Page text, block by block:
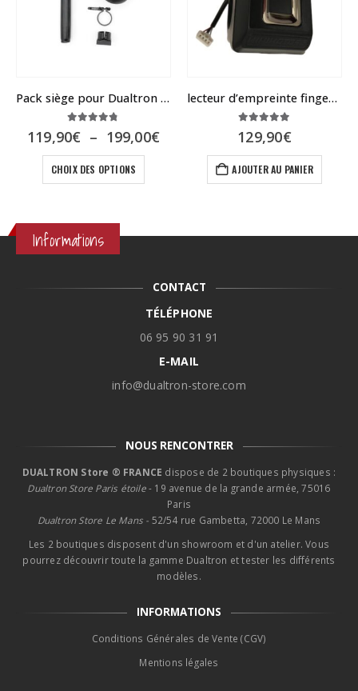
Pack siège pour Dualtron ou speedway 4 & 5
119,90€ – 199,00€Plage
119,90€
CHOIX DES OPTIONS
Ce produit a plusieurs variations. Les options peuvent être choisies sur la page du produit
lecteur d’empreinte fingerprint pour Dualtron et Speedway
129,90€
AJOUTER AU PANIER
Informations
CONTACT
TÉLÉPHONE
06 95 90 31 91
E-MAIL
info@dualtron-store.com
NOUS RENCONTRER
DUALTRON Store ® FRANCE dispose de 2 boutiques physiques :
Dualtron Store Paris étoile- 19 avenue de la grande armée, 75016
Paris
Dualtron Store Le Mans - 52/54 rue Gambetta, 72000 Le Mans
Les 2 boutiques disposent d'un showroom et d'un atelier. Vous
pourrez découvrir toute la gamme Dualtron et tester les différents
modèles.
INFORMATIONS
Conditions Générales de Vente (CGV)
Mentions légales